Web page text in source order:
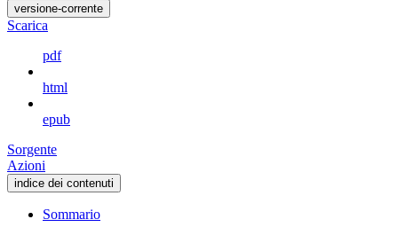
versione-corrente
Scarica
pdf
html
epub
Sorgente
Azioni
indice dei contenuti
Sommario